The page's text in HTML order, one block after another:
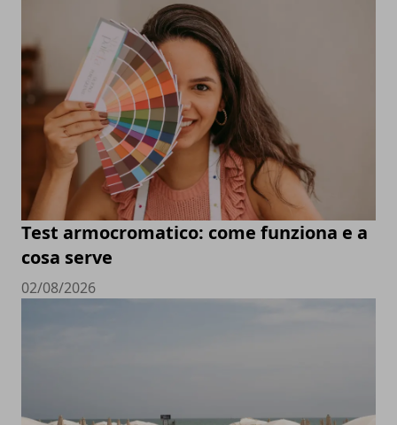
Test armocromatico: come funziona e a
cosa serve
02/08/2026